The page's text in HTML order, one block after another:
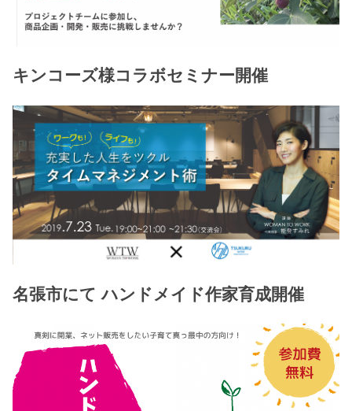
キンコーズ様コラボセミナー開催
名張市にて ハンドメイド作家育成開催